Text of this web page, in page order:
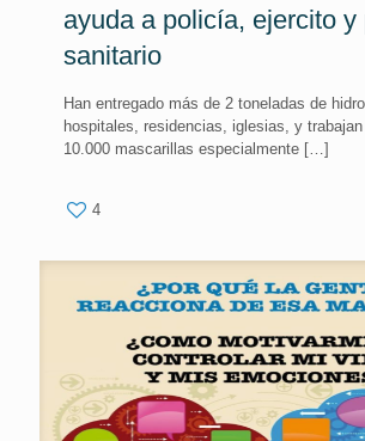
ayuda a policía, ejercito y
sanitario
Han entregado más de 2 toneladas de
hospitales, residencias, iglesias, y
10.000 mascarillas especialmente […]
4